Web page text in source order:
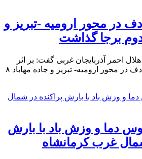
در محور ارومیه -تبریز و
احمر آذربایجان غربی گفت: بر اثر
بروز دو سانحه تصادف در محور ارومیه- تبریز و جاده مهاباد ۸
دما و وزش باد با بارش
غرب کرمانشاه